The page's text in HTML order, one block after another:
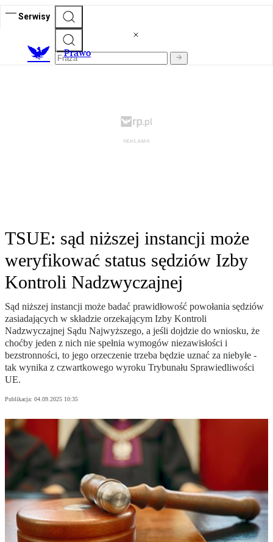
Serwisy
Prawo
TSUE: sąd niższej instancji może
weryfikować status sędziów Izby
Kontroli Nadzwyczajnej
Sąd niższej instancji może badać prawidłowość powołania sędziów
zasiadających w składzie orzekającym Izby Kontroli
Nadzwyczajnej Sądu Najwyższego, a jeśli dojdzie do wniosku, że
choćby jeden z nich nie spełnia wymogów niezawisłości i
bezstronności, to jego orzeczenie trzeba będzie uznać za niebyłe -
tak wynika z czwartkowego wyroku Trybunału Sprawiedliwości
UE.
Publikacja: 04.09.2025 10:35